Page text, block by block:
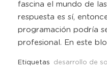
fascina el mundo de
respuesta es sí,
programación podría
profesional. En este
Etiquetas desarrollo de